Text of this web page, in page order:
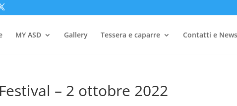
MY ASD Gallery Tessera e caparre Contatti e
– 2 ottobre 2022